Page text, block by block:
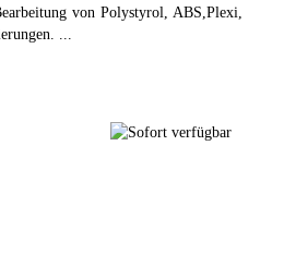
von Polystyrol, ABS,Plexi,
...